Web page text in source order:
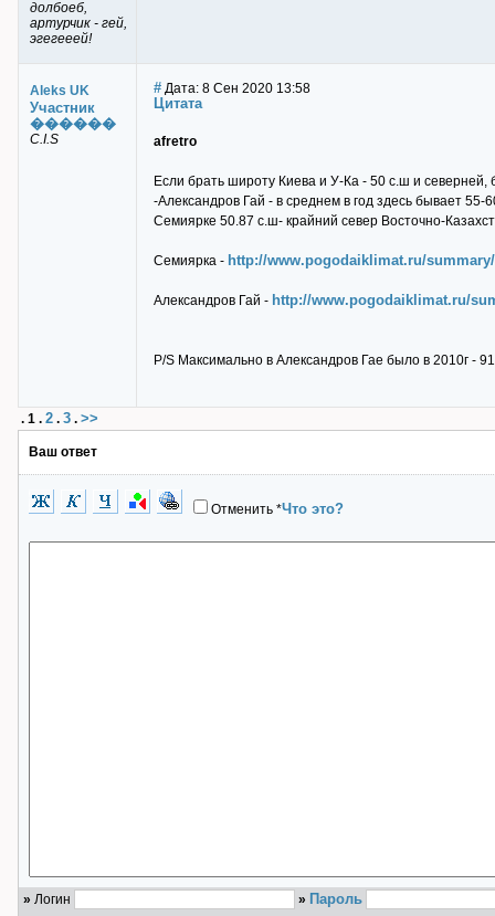
долбоеб,
артурчик - гей,
эгегееей!
Aleks UK
Участник
������
C.I.S
# Дата: 8 Сен 2020 13:58
Цитата
afretro
Если брать широту Киева и У-Ка - 50 с.ш и
-Александров Гай - в среднем в год здесь бывает
Семиярке 50.87 с.ш- крайний север Восточно-
Семиярка - http://www.pogodaiklimat.ru/
Александров Гай - http://www.pogodaiklimat.ru/
P/S Максимально в Александров Гае было в 2010г -
. 1 . 2 . 3 . >>
Ваш ответ
Отменить *Что это?
» Логин » Пароль